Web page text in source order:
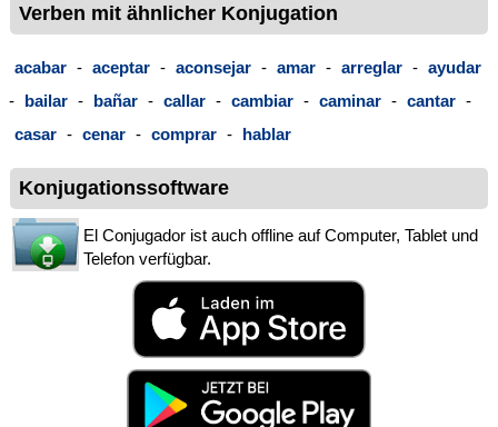
Verben mit ähnlicher Konjugation
acabar - aceptar - aconsejar - amar - arreglar - ayudar
- bailar - bañar - callar - cambiar - caminar - cantar -
casar - cenar - comprar - hablar
Konjugationssoftware
El Conjugador ist auch offline auf Computer, Tablet und
Telefon verfügbar.